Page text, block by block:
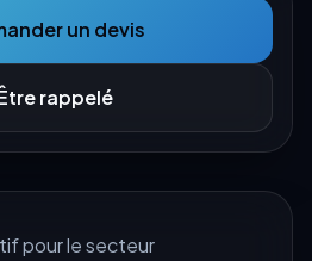
un devis
rappelé
pour le secteur